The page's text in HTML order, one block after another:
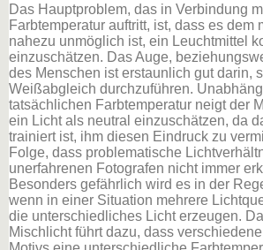
Das Hauptproblem, das in Verbindung
Farbtemperatur auftritt, ist, dass es dem
nahezu unmöglich ist, ein Leuchtmittel
einzuschätzen. Das Auge,
des Menschen ist erstaunlich gut darin,
Weißabgleich durchzuführen.
tatsächlichen Farbtemperatur neigt der
ein Licht als neutral einzuschätzen, da
trainiert ist, ihm diesen Eindruck zu
Folge, dass problematische
unerfahrenen Fotografen nicht immer
Besonders gefährlich wird es in der
wenn in einer Situation mehrere
die unterschiedliches Licht erzeugen.
Mischlicht führt dazu, dass